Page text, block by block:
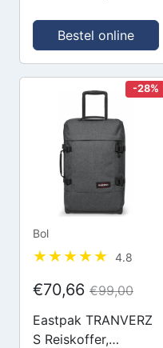
32.5 x 23 cm) -
Powder Pilot
Bestel online
-28%
Bol
4.8
€70,66 €99,00
Eastpak TRANVERZ
S Reiskoffer,